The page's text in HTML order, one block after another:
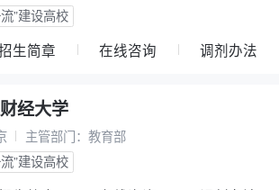
”建设高校
生简章 在线咨询 调剂办法
经大学
主管部门： 教育部
”建设高校